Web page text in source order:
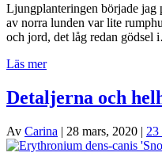
Ljungplanteringen började jag
av norra lunden var lite
och jord, det låg redan gödsel
Läs mer
Detaljerna och
Av Carina | 28 mars, 2020 | 23